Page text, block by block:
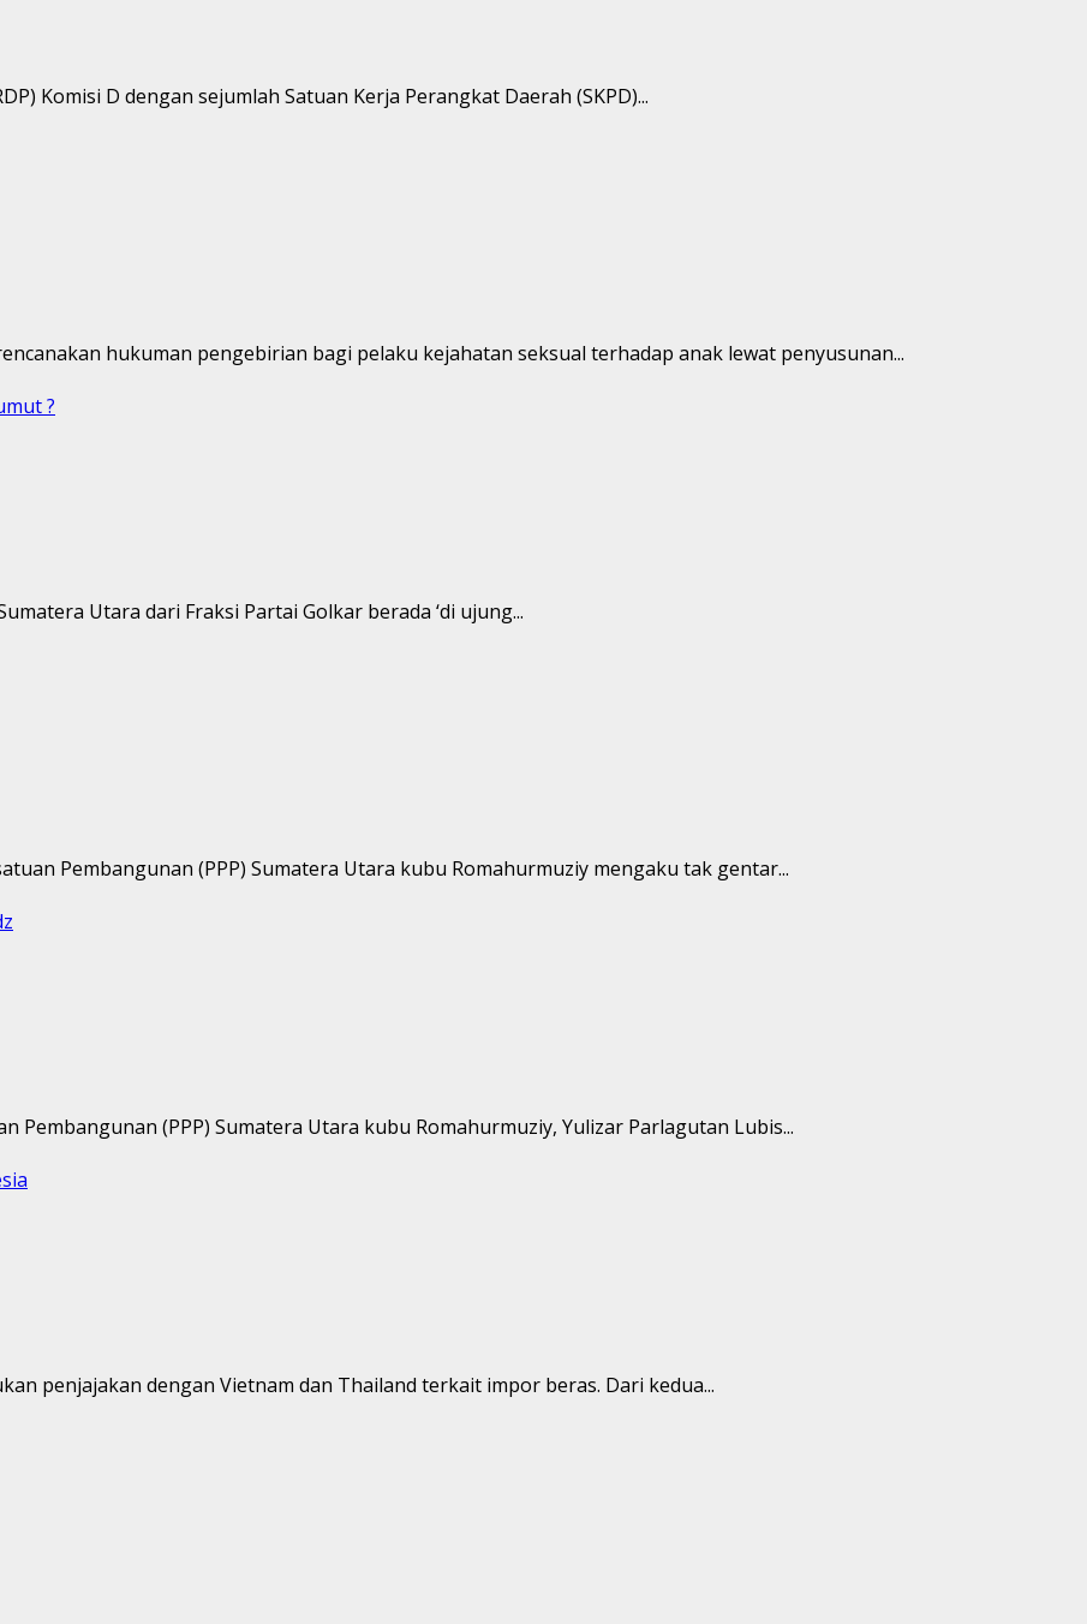
Komisi D dengan sejumlah Satuan Kerja Perangkat Daerah (SKPD)...
hukuman pengebirian bagi pelaku kejahatan seksual terhadap anak lewat penyusunan...
?
Utara dari Fraksi Partai Golkar berada ‘di ujung...
Pembangunan (PPP) Sumatera Utara kubu Romahurmuziy mengaku tak gentar...
Pembangunan (PPP) Sumatera Utara kubu Romahurmuziy, Yulizar Parlagutan Lubis...
penjajakan dengan Vietnam dan Thailand terkait impor beras. Dari kedua...